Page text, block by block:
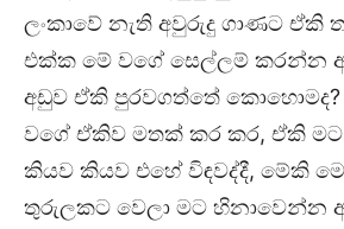
ලංකාවේ නැති අවුරුදු ගාණට ඒකි
එක්ක මේ වගේ සෙල්ලම් කරන්න
අඩුව ඒකි පුරවගත්තේ කොහොමද?
වගේ ඒකිව මතක් කර කර, ඒකි මට
කියව කියව එහේ විඳවද්දී, මේකි
තුරුලකට වෙලා මට හිනාවෙන්න